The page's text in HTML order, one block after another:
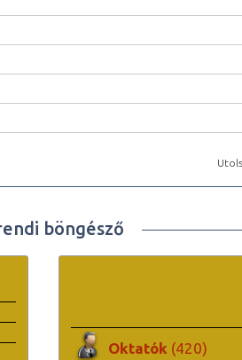
böngésző
Oktatók (420)